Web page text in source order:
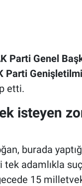
Parti Genel
Parti
etti.
isteyen
burada
tek adamlıkla
15